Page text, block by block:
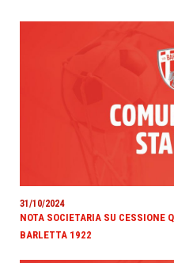
31/10/2024
NOTA SOCIETARIA SU CESSIONE
BARLETTA 1922